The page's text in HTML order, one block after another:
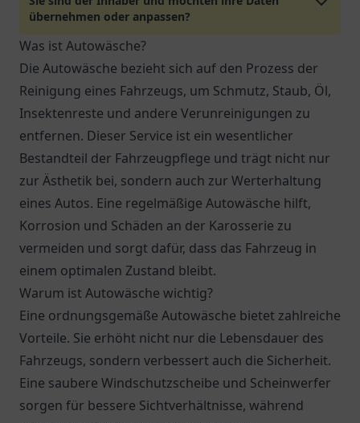
übernehmen oder anpassen?
Was ist Autowäsche?
Die Autowäsche bezieht sich auf den Prozess der
Reinigung eines Fahrzeugs, um Schmutz, Staub, Öl,
Insektenreste und andere Verunreinigungen zu
entfernen. Dieser Service ist ein wesentlicher
Bestandteil der Fahrzeugpflege und trägt nicht nur
zur Ästhetik bei, sondern auch zur Werterhaltung
eines Autos. Eine regelmäßige Autowäsche hilft,
Korrosion und Schäden an der Karosserie zu
vermeiden und sorgt dafür, dass das Fahrzeug in
einem optimalen Zustand bleibt.
Warum ist Autowäsche wichtig?
Eine ordnungsgemäße Autowäsche bietet zahlreiche
Vorteile. Sie erhöht nicht nur die Lebensdauer des
Fahrzeugs, sondern verbessert auch die Sicherheit.
Eine saubere Windschutzscheibe und Scheinwerfer
sorgen für bessere Sichtverhältnisse, während